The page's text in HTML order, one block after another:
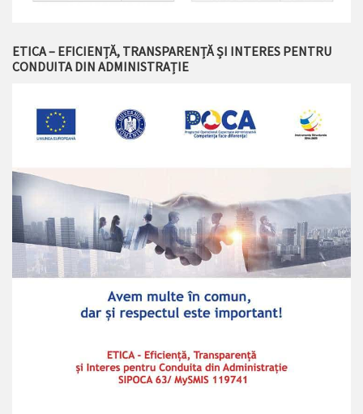
ETICA – EFICIENȚĂ, TRANSPARENȚĂ ȘI INTERES PENTRU
CONDUITA DIN ADMINISTRAȚIE